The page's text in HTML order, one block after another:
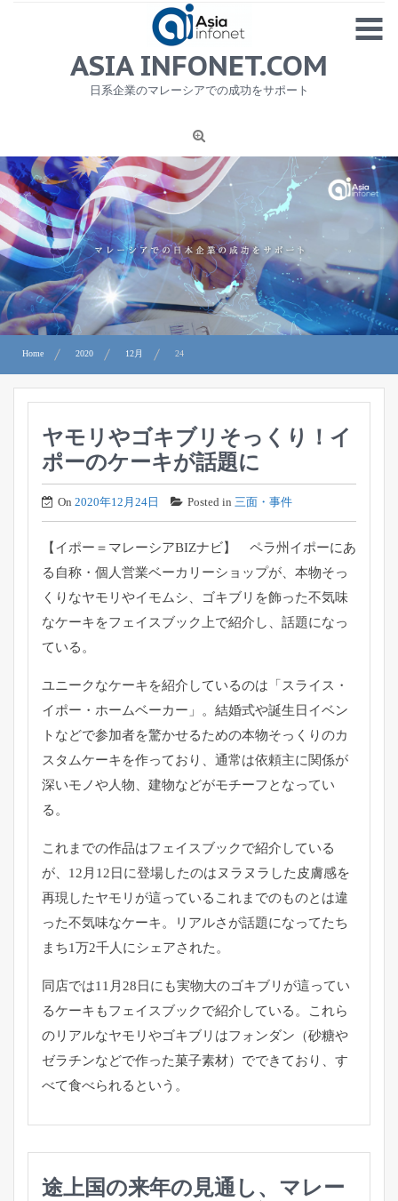
MENU
1
ニュース
労務サービス
プライバシーポリシー及び著作権について
お問合せ
ASIA INFONET.COM
日系企業のマレーシアでの成功をサポート
Home 2020 12月 24
ヤモリやゴキブリそっくり！イ
ポーのケーキが話題に
On 2020年12月24日 Posted in 三面・事件
【イポー＝マレーシアBIZナビ】 ペラ州イポーにあ
る自称・個人営業ベーカリーショップが、本物そっ
くりなヤモリやイモムシ、ゴキブリを飾った不気味
なケーキをフェイスブック上で紹介し、話題になっ
ている。
ユニークなケーキを紹介しているのは「スライス・
イポー・ホームベーカー」。結婚式や誕生日イベン
トなどで参加者を驚かせるための本物そっくりのカ
スタムケーキを作っており、通常は依頼主に関係が
深いモノや人物、建物などがモチーフとなってい
る。
これまでの作品はフェイスブックで紹介している
が、12月12日に登場したのはヌラヌラした皮膚感を
再現したヤモリが這っているこれまでのものとは違
った不気味なケーキ。リアルさが話題になってたち
まち1万2千人にシェアされた。
同店では11月28日にも実物大のゴキブリが這ってい
るケーキもフェイスブックで紹介している。これら
のリアルなヤモリやゴキブリはフォンダン（砂糖や
ゼラチンなどで作った菓子素材）でできており、す
べて食べられるという。
途上国の来年の見通し、マレー